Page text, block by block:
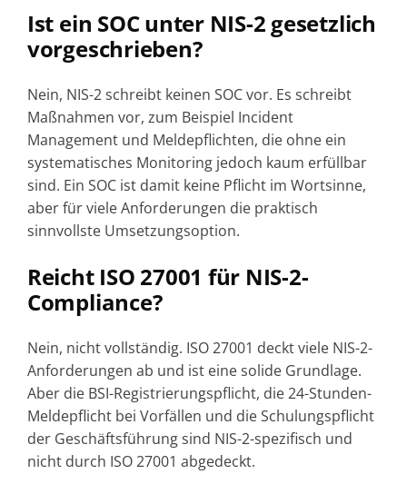
Ist ein SOC unter NIS-2 gesetzlich
vorgeschrieben?
Nein, NIS-2 schreibt keinen SOC vor. Es schreibt
Maßnahmen vor, zum Beispiel Incident
Management und Meldepflichten, die ohne ein
systematisches Monitoring jedoch kaum erfüllbar
sind. Ein SOC ist damit keine Pflicht im Wortsinne,
aber für viele Anforderungen die praktisch
sinnvollste Umsetzungsoption.
Reicht ISO 27001 für NIS-2-
Compliance?
Nein, nicht vollständig. ISO 27001 deckt viele NIS-2-
Anforderungen ab und ist eine solide Grundlage.
Aber die BSI-Registrierungspflicht, die 24-Stunden-
Meldepflicht bei Vorfällen und die Schulungspflicht
der Geschäftsführung sind NIS-2-spezifisch und
nicht durch ISO 27001 abgedeckt.